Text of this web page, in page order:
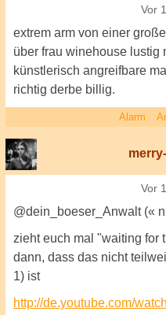
Vor
extrem arm von einer
über frau winehouse lustig
künstlerisch angreifbare
richtig derbe billig.
Alarm
Vor
@dein_boeser_Anwalt («
zieht euch mal "waiting for
dann, dass das nicht
1) ist
http://de.youtube.com/